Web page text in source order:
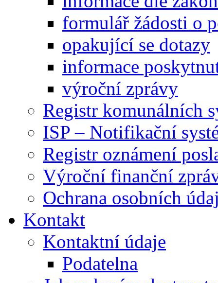
formulář žádosti o
opakující se dotazy
informace
výroční zprávy
Registr komunálních
ISP – Notifikační
Registr oznámení
Výroční finanční
Ochrana osobních
Kontakt
Kontaktní údaje
Podatelna